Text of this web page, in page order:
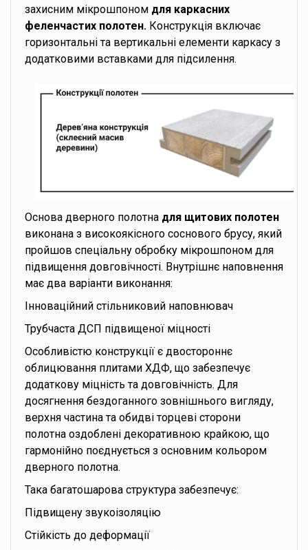
захисним мікрошпоном для каркасних
феленчастих полотен. Конструкція включає
горизонтальні та вертикальні елементи каркасу з
додатковими вставками для підсилення.
Основа дверного полотна для щитових полотен
виконана з високоякісного соснового брусу, який
пройшов спеціальну обробку мікрошпоном для
підвищення довговічності. Внутрішнє наповнення
має два варіанти виконання:
Інноваційний стільниковий наповнювач
Трубчаста ДСП підвищеної міцності
Особливістю конструкції є двостороннє
облицювання плитами ХДФ, що забезпечує
додаткову міцність та довговічність. Для
досягнення бездоганного зовнішнього вигляду,
верхня частина та обидві торцеві сторони
полотна оздоблені декоративною крайкою, що
гармонійно поєднується з основним кольором
дверного полотна.
Така багатошарова структура забезпечує:
Підвищену звукоізоляцію
Стійкість до деформації